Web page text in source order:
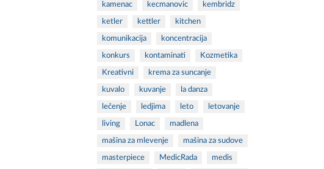
kamenac kecmanovic kembridz
ketler kettler kitchen
komunikacija koncentracija
konkurs kontaminati Kozmetika
Kreativni krema za suncanje
kuvalo kuvanje la danza
lečenje ledjima leto letovanje
living Lonac madlena
mašina za mlevenje mašina za sudove
masterpiece MedicRada medis